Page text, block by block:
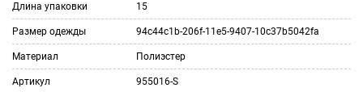
Длина упаковки 15
Размер одежды 94c44c1b-206f-11e5-9407-10c37b5042fa
Материал Полиэстер
Артикул 955016-S